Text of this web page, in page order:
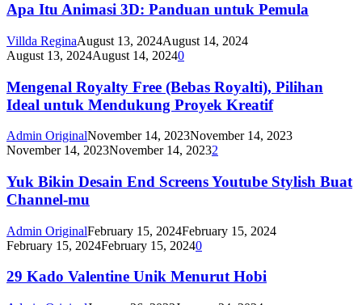
Apa Itu Animasi 3D: Panduan untuk Pemula
Villda ReginaAugust 13, 2024August 14, 2024
August 13, 2024August 14, 20240
Mengenal Royalty Free (Bebas Royalti), Pilihan
Ideal untuk Mendukung Proyek Kreatif
Admin OriginalNovember 14, 2023November 14, 2023
November 14, 2023November 14, 20232
Yuk Bikin Desain End Screens Youtube Stylish Buat
Channel-mu
Admin OriginalFebruary 15, 2024February 15, 2024
February 15, 2024February 15, 20240
29 Kado Valentine Unik Menurut Hobi